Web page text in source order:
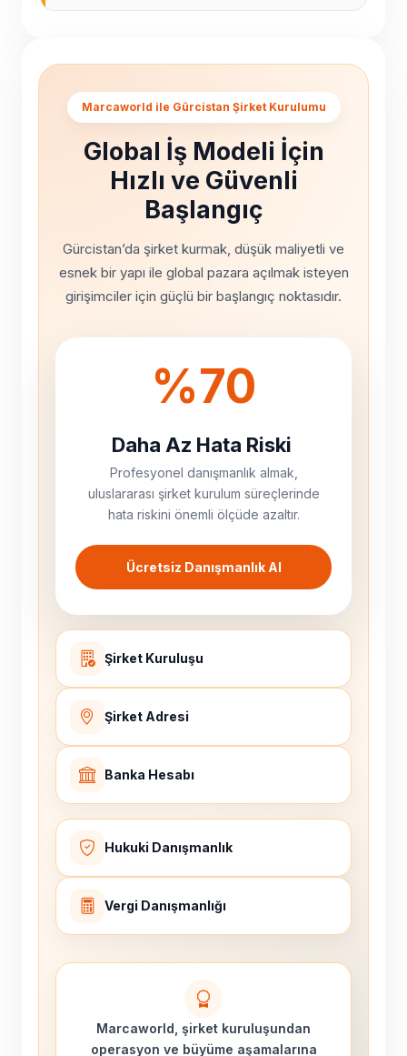
Marcaworld ile Gürcistan Şirket Kurulumu
Global İş Modeli İçin
Hızlı ve Güvenli
Başlangıç
Gürcistan’da şirket kurmak, düşük maliyetli ve
esnek bir yapı ile global pazara açılmak isteyen
girişimciler için güçlü bir başlangıç noktasıdır.
Şirket Kuruluşu
Şirket Adresi
Banka Hesabı
%70
Daha Az Hata Riski
Profesyonel danışmanlık almak,
uluslararası şirket kurulum süreçlerinde
hata riskini önemli ölçüde azaltır.
Ücretsiz Danışmanlık Al
Hukuki Danışmanlık
Vergi Danışmanlığı
Marcaworld, şirket kuruluşundan
operasyon ve büyüme aşamalarına